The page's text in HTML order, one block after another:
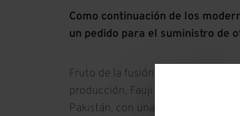
Como continuación de los
un pedido para el suministro de
Fruto de la fusión con Askari
producción, Fauji Cement se
Pakistán, con una capacidad